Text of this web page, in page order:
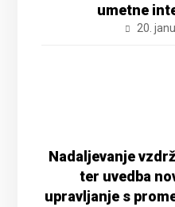
umetne
20.
Nadaljevanje
ter uvedba
upravljanje s